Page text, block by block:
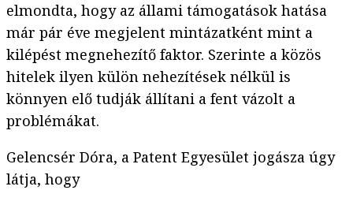
elmondta, hogy az állami támogatások hatása
már pár éve megjelent mintázatként mint a
kilépést megnehezítő faktor. Szerinte a közös
hitelek ilyen külön nehezítések nélkül is
könnyen elő tudják állítani a fent vázolt a
problémákat.
Gelencsér Dóra, a Patent Egyesület jogásza úgy
látja, hogy